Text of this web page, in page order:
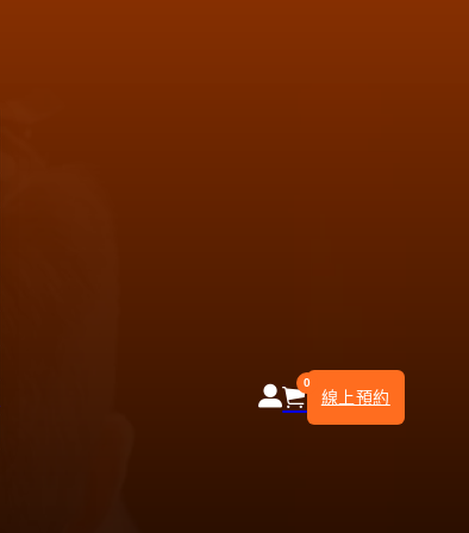
0
線上預約